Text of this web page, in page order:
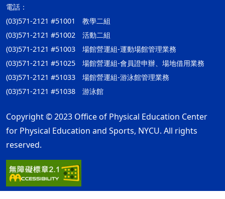
電話：
(03)571-2121 #51001 教學二組
(03)571-2121 #51002 活動二組
(03)571-2121 #51003 場館營運組-運動場館管理業務
(03)571-2121 #51025 場館營運組-會員證申辦、場地借用業務
(03)571-2121 #51033 場館營運組-游泳館管理業務
(03)571-2121 #51038 游泳館
Copyright © 2023 Office of Physical Education Center
for Physical Education and Sports, NYCU. All rights
reserved.